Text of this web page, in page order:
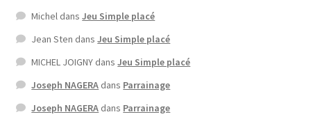
Michel dansJeu Simple placé
Jean Sten dansJeu Simple placé
MICHEL JOIGNY dansJeu Simple placé
Joseph NAGERA dans Parrainage
Joseph NAGERA dans Parrainage